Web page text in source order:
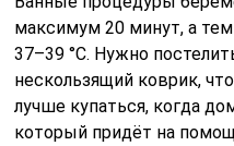
максимум 20 минут, а
37–39 °C. Нужно
нескользящий коврик,
лучше купаться, когда
который придёт на